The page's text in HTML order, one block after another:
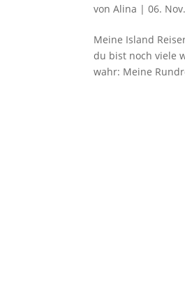
vonAlina |06.
Meine Island
du bist noch viele
wahr: Meine